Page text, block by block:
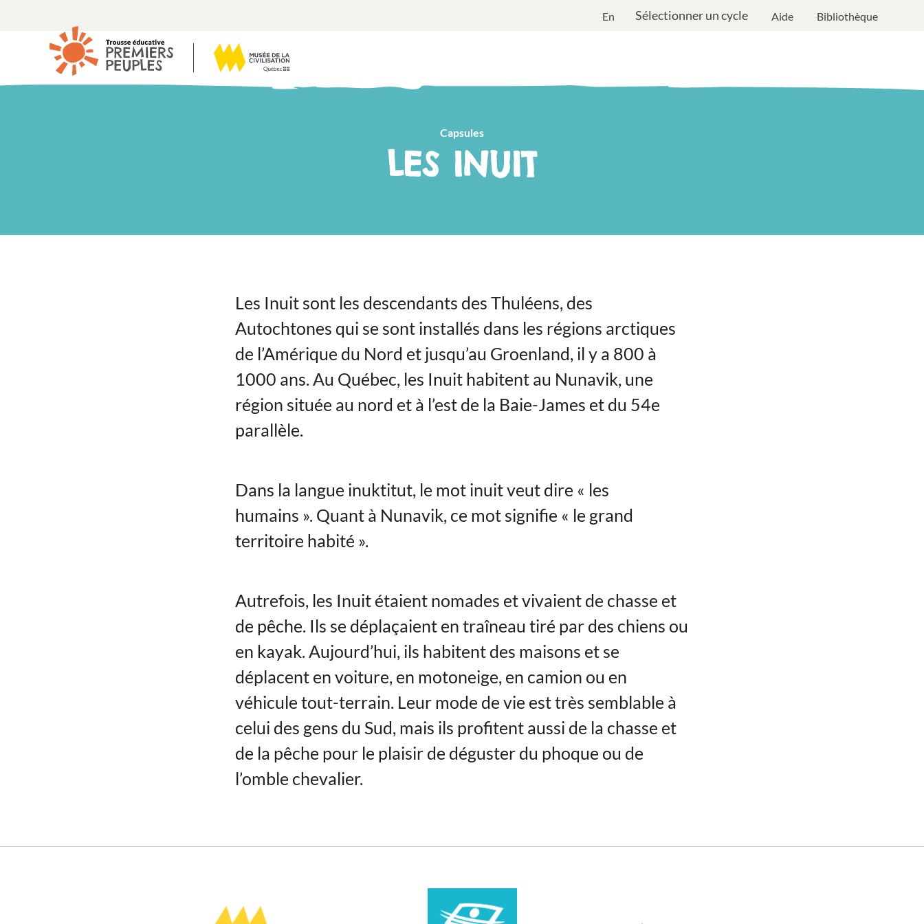
En Sélectionner un cycle Aide Bibliothèque
Capsules
LES INUIT
Les Inuit sont les descendants des Thuléens, des
Autochtones qui se sont installés dans les régions arctiques
de l’Amérique du Nord et jusqu’au Groenland, il y a 800 à
1000 ans. Au Québec, les Inuit habitent au Nunavik, une
région située au nord et à l’est de la Baie-James et du 54e
parallèle.
Dans la langue inuktitut, le mot inuit veut dire « les
humains ». Quant à Nunavik, ce mot signifie « le grand
territoire habité ».
Autrefois, les Inuit étaient nomades et vivaient de chasse et
de pêche. Ils se déplaçaient en traîneau tiré par des chiens ou
en kayak. Aujourd’hui, ils habitent des maisons et se
déplacent en voiture, en motoneige, en camion ou en
véhicule tout-terrain. Leur mode de vie est très semblable à
celui des gens du Sud, mais ils profitent aussi de la chasse et
de la pêche pour le plaisir de déguster du phoque ou de
l’omble chevalier.